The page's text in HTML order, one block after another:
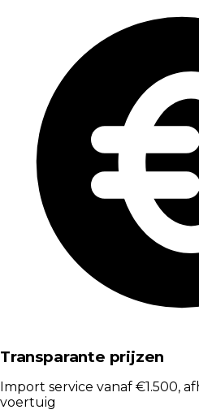
Transparante prijzen
Import service vanaf €1.500,
voertuig